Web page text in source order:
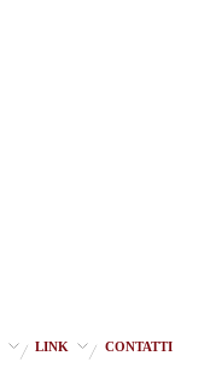
LINK CONTATTI